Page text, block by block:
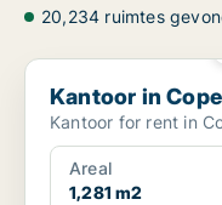
20,234 ruimtes
Kantoor in Copenhagen
Kantoor in
Kantoor for rent in
Areal
1,281 m2